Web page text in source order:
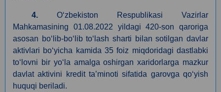
4.Oʻzbekiston Respublikasi Vazirlar
Mahkamasining 01.08.2022 yildagi 420-son qaroriga
asosan boʻlib-boʻlib toʻlash sharti bilan sotilgan davlar
aktivlari boʻyicha kamida 35 foiz miqdoridagi dastlabki
toʻlovni bir yoʻla amalga oshirgan xaridorlarga mazkur
davlat aktivini kredit ta’minoti sifatida garovga qoʻyish
huquqi beriladi.